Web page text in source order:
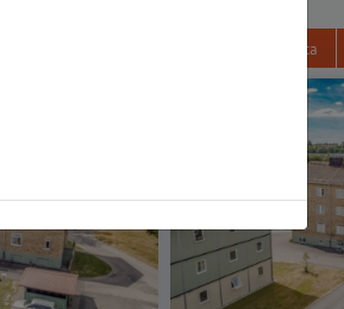
Lista